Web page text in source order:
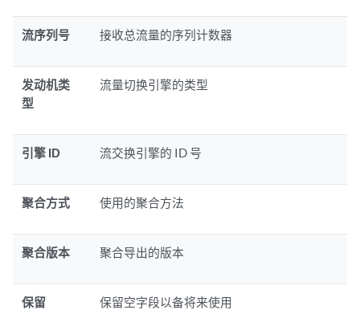
流序列号 接收总流量的序列计数器
发动机类
型
流量切换引擎的类型
引擎 ID 流交换引擎的 ID 号
聚合方式 使用的聚合方法
聚合版本 聚合导出的版本
保留 保留空字段以备将来使用